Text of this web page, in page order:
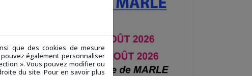
que des cookies de mesure
pouvez également personnaliser
». Vous pouvez modifier ou
du site. Pour en savoir plus